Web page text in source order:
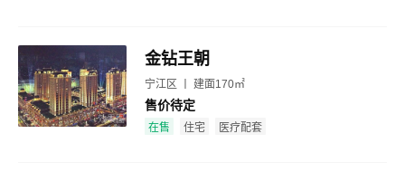
效果图
金钻王朝
宁江区 丨 建面170㎡
售价待定
在售 住宅 医疗配套